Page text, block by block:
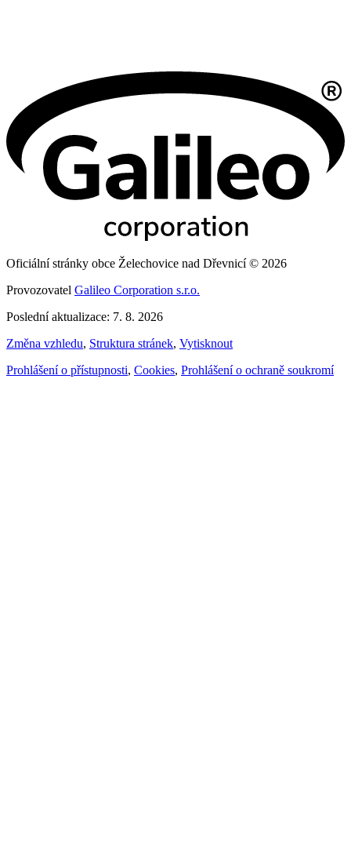
Oficiální stránky obce Želechovice nad Dřevnicí © 2026
Provozovatel Galileo Corporation s.r.o.
Poslední aktualizace: 7. 8. 2026
Změna vzhledu, Struktura stránek, Vytisknout
Prohlášení o přístupnosti, Cookies, Prohlášení o ochraně soukromí